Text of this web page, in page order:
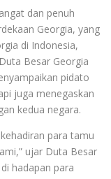
dan penuh
Georgia, yang
di Indonesia,
Besar Georgia
pidato
juga menegaskan
kedua negara.
para tamu
ujar Duta Besar
hadapan para